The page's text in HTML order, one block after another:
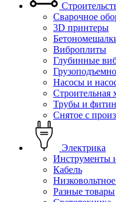
Сварочное
3D принтеры
Виброплиты
Глубинные
Насосы и
Строительная
Трубы и
Снятое с
Электрика
Инструменты
Кабель
Разные товары